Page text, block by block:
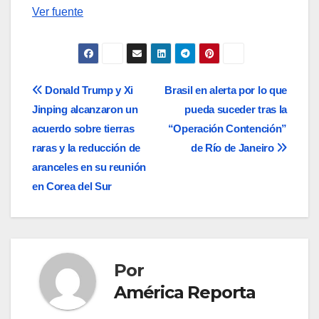
Ver fuente
Navegación
de
entradas
Brasil en alerta por lo que
pueda suceder tras la
“Operación Contención”
de Río de Janeiro
Donald Trump y Xi
Jinping alcanzaron un
acuerdo sobre tierras
raras y la reducción de
aranceles en su reunión
en Corea del Sur
Por
América Reporta